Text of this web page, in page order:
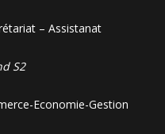
– Assistanat
S2
Economie-Gestion